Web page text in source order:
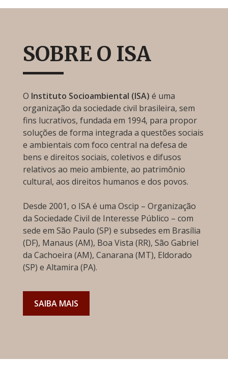
SOBRE O ISA
O Instituto Socioambiental (ISA) é uma
organização da sociedade civil brasileira, sem
fins lucrativos, fundada em 1994, para propor
soluções de forma integrada a questões sociais
e ambientais com foco central na defesa de
bens e direitos sociais, coletivos e difusos
relativos ao meio ambiente, ao patrimônio
cultural, aos direitos humanos e dos povos.
Desde 2001, o ISA é uma Oscip – Organização
da Sociedade Civil de Interesse Público – com
sede em São Paulo (SP) e subsedes em Brasília
(DF), Manaus (AM), Boa Vista (RR), São Gabriel
da Cachoeira (AM), Canarana (MT), Eldorado
(SP) e Altamira (PA).
SAIBA MAIS